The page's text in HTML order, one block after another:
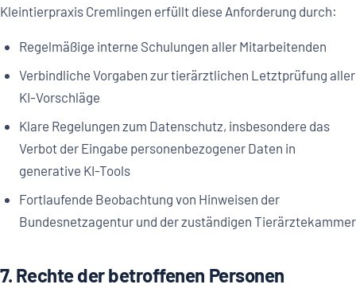
Kleintierpraxis Cremlingen erfüllt diese Anforderung durch:
Regelmäßige interne Schulungen aller Mitarbeitenden
Verbindliche Vorgaben zur tierärztlichen Letztprüfung aller
KI-Vorschläge
Klare Regelungen zum Datenschutz, insbesondere das
Verbot der Eingabe personenbezogener Daten in
generative KI-Tools
Fortlaufende Beobachtung von Hinweisen der
Bundesnetzagentur und der zuständigen Tierärztekammer
7. Rechte der betroffenen Personen